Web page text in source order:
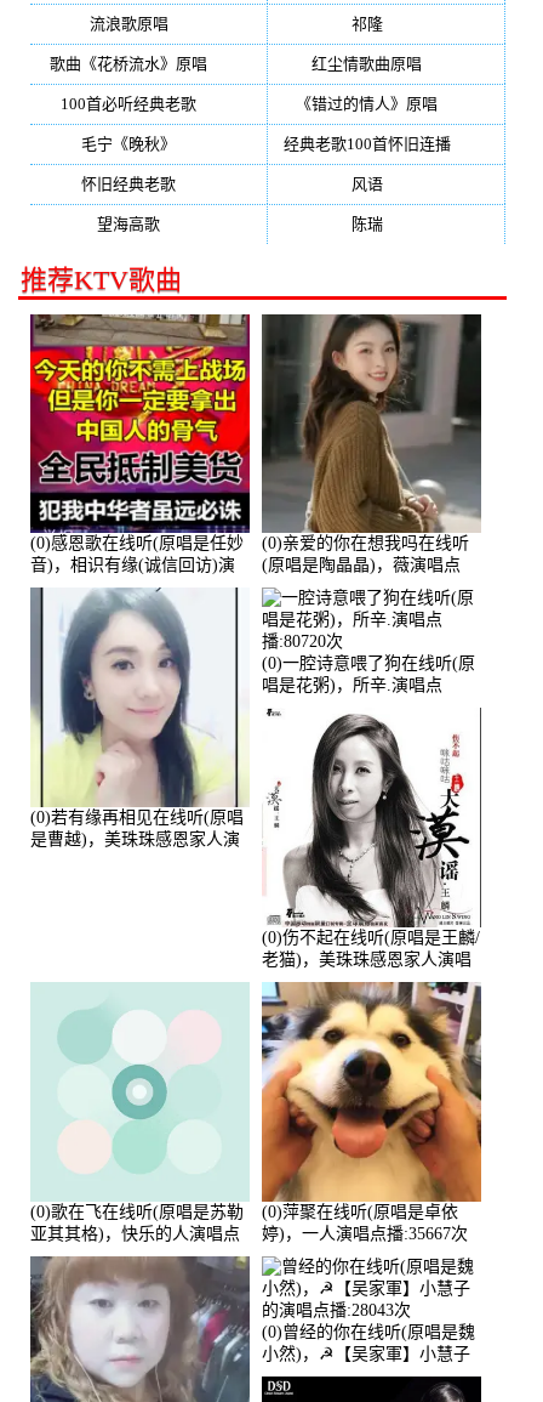
流浪歌原唱 祁隆(188)
歌曲《花桥流水》原唱 红尘情歌曲原唱
100首必听经典老歌 《错过的情人》原唱
毛宁《晚秋》 经典老歌100首怀旧连播(134)
怀旧经典老歌 风语(132)
望海高歌 陈瑞(128)
推荐KTV歌曲
(0)感恩歌在线听(原唱是任妙
音)，相识有缘(诚信回访)演
唱点播:161288次
(0)亲爱的你在想我吗在线听
(原唱是陶晶晶)，薇演唱点
播:159722次
(0)若有缘再相见在线听(原唱
是曹越)，美珠珠感恩家人演
(0)一腔诗意喂了狗在线听(原
唱是花粥)，所辛.演唱点
播:80720次
(0)伤不起在线听(原唱是王麟/
老猫)，美珠珠感恩家人演唱
点播:80218次
(0)歌在飞在线听(原唱是苏勒
亚其其格)，快乐的人演唱点
播:36次
(0)萍聚在线听(原唱是卓依
婷)，一人演唱点播:35667次
(0)曾经的你在线听(原唱是魏
小然)，☭【吴家軍】小慧子
的演唱点播:28043次